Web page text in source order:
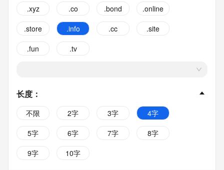
.xyz
.co .bond
.online
.store
.info .cc
.site
.fun
.tv
长度 ：
不限 2字 3字
4字
5字
6字 7字
8字
9字
10字